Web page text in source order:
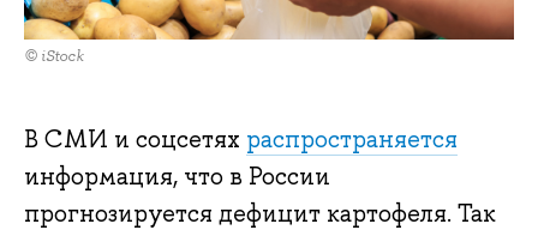
© iStock
В СМИ и соцсетях распространяется
информация, что в России
прогнозируется дефицит картофеля. Так